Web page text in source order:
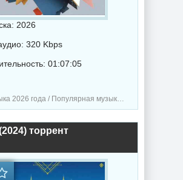
2026
320 Kbps
01:07:05
/ Популярная музыка / Электронная музыка / Хаус музыка / Музыка VA / Deep House music
торрент